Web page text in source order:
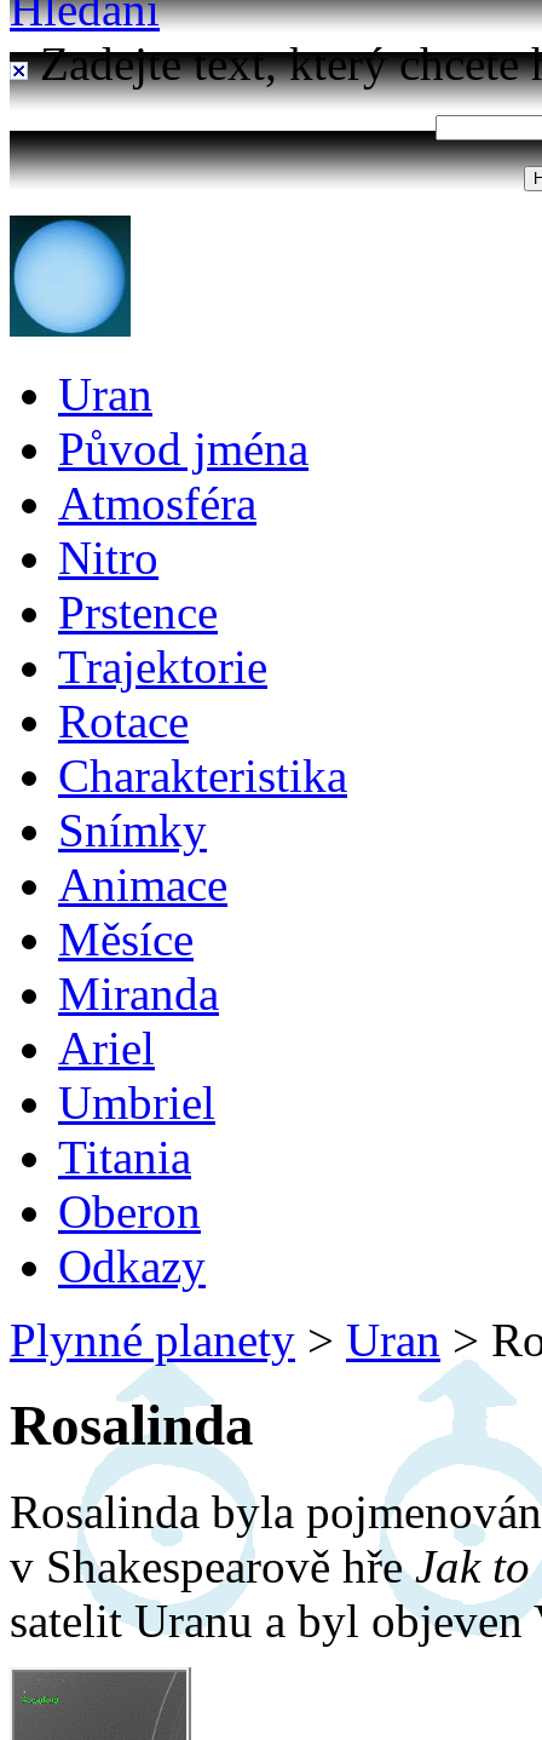
Zadejte text, který chcete
Uran
Původ jména
Atmosféra
Nitro
Prstence
Trajektorie
Rotace
Charakteristika
Snímky
Animace
Měsíce
Miranda
Ariel
Umbriel
Titania
Oberon
Odkazy
Plynné planety > Uran >
Rosalinda
Rosalinda byla
v Shakespearově hřeJak
satelit Uranu a byl objeven